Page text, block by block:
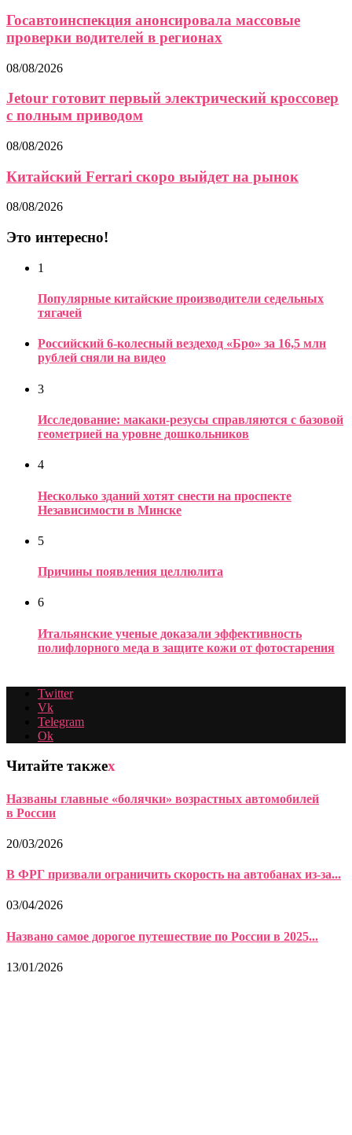
Госавтоинспекция анонсировала массовые
проверки водителей в регионах
08/08/2026
Jetour готовит первый электрический кроссовер
с полным приводом
08/08/2026
Китайский Ferrari скоро выйдет на рынок
08/08/2026
Это интересно!
1
Популярные китайские производители седельных
тягачей
Российский 6-колесный вездеход «Бро» за 16,5 млн
рублей сняли на видео
3
Исследование: макаки-резусы справляются с базовой
геометрией на уровне дошкольников
4
Несколько зданий хотят снести на проспекте
Независимости в Минске
5
Причины появления целлюлита
6
Итальянские ученые доказали эффективность
полифлорного меда в защите кожи от фотостарения
Twitter
Vk
Telegram
Ok
Читайте такжеx
Названы главные «болячки» возрастных автомобилей
в России
20/03/2026
В ФРГ призвали ограничить скорость на автобанах из-за...
03/04/2026
Названо самое дорогое путешествие по России в 2025...
13/01/2026